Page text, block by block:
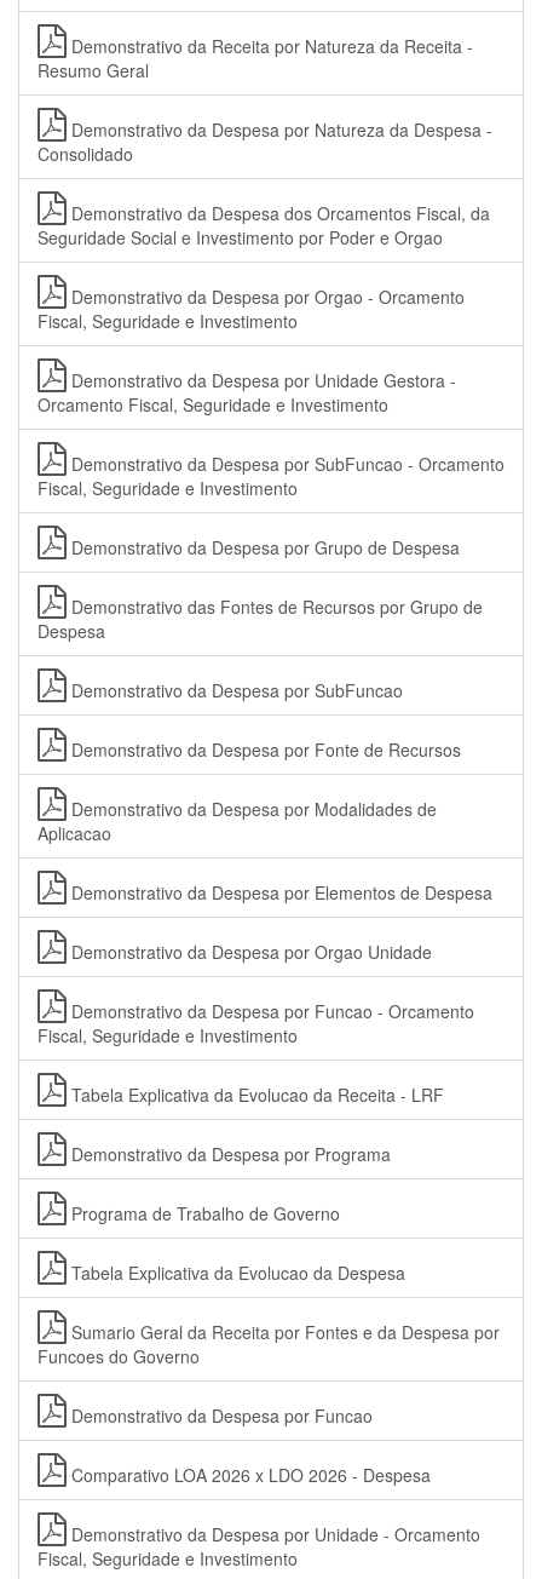
Demonstrativo da Receita por Natureza da Receita -
Resumo Geral
Demonstrativo da Despesa por Natureza da Despesa -
Consolidado
Demonstrativo da Despesa dos Orcamentos Fiscal, da
Seguridade Social e Investimento por Poder e Orgao
Demonstrativo da Despesa por Orgao - Orcamento
Fiscal, Seguridade e Investimento
Demonstrativo da Despesa por Unidade Gestora -
Orcamento Fiscal, Seguridade e Investimento
Demonstrativo da Despesa por SubFuncao - Orcamento
Fiscal, Seguridade e Investimento
Demonstrativo da Despesa por Grupo de Despesa
Demonstrativo das Fontes de Recursos por Grupo de
Despesa
Demonstrativo da Despesa por SubFuncao
Demonstrativo da Despesa por Fonte de Recursos
Demonstrativo da Despesa por Modalidades de
Aplicacao
Demonstrativo da Despesa por Elementos de Despesa
Demonstrativo da Despesa por Orgao Unidade
Demonstrativo da Despesa por Funcao - Orcamento
Fiscal, Seguridade e Investimento
Tabela Explicativa da Evolucao da Receita - LRF
Demonstrativo da Despesa por Programa
Programa de Trabalho de Governo
Tabela Explicativa da Evolucao da Despesa
Sumario Geral da Receita por Fontes e da Despesa por
Funcoes do Governo
Demonstrativo da Despesa por Funcao
Comparativo LOA 2026 x LDO 2026 - Despesa
Demonstrativo da Despesa por Unidade - Orcamento
Fiscal, Seguridade e Investimento